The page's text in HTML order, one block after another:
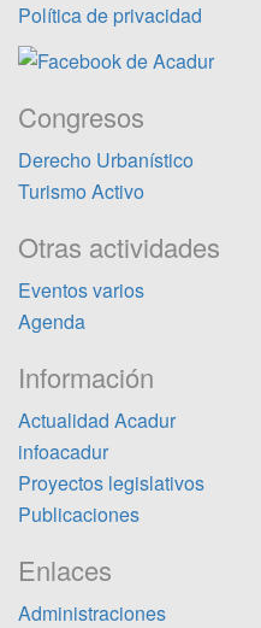
Política de privacidad
Congresos
Derecho Urbanístico
Turismo Activo
Otras actividades
Eventos varios
Agenda
Información
Actualidad Acadur
infoacadur
Proyectos legislativos
Publicaciones
Enlaces
Administraciones